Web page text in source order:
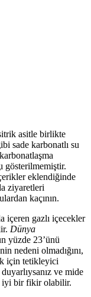
asitle birlikte
sade karbonatlı su
gösterilmemiştir.
eklendiğinde
ziyaretleri
kaçının.
içeren gazlı içecekler
Dünya
yüzde 23’ünü
nedeni olmadığını,
için tetikleyici
ve mide
iyi bir fikir olabilir.